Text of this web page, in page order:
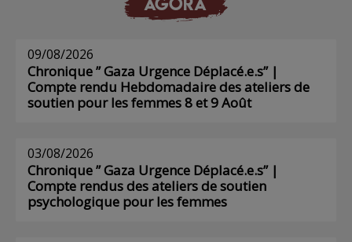
09/08/2026
Chronique ” Gaza Urgence Déplacé.e.s” |
Compte rendu Hebdomadaire des ateliers de
soutien pour les femmes 8 et 9 Août
03/08/2026
Chronique ” Gaza Urgence Déplacé.e.s” |
Compte rendus des ateliers de soutien
psychologique pour les femmes